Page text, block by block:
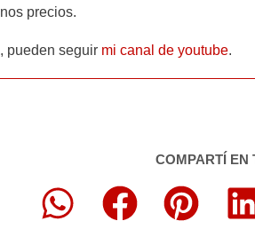
precios.
pueden seguir mi canal de youtube.
COMPARTÍ EN